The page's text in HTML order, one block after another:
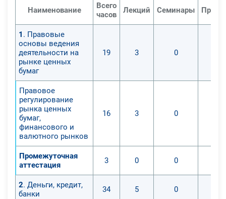
муниципальных органов власти.
Профессиональная переподготовка
– это освоение новой профессии и
профессиональных задач.
доступно в следующих формах:
дистанционно.
Наименование
Всего
часов
Лекций Семинары
1 . Правовые
основы ведения
деятельности на
рынке ценных
бумаг
19 3 0
Правовое
регулирование
рынка ценных
бумаг,
финансового и
валютного рынков
16 3 0
Промежуточная
аттестация
3 0 0
2. Деньги, кредит,
банки
34 5 0